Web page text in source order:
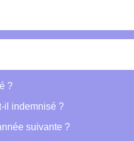
?
il indemnisé ?
suivante ?